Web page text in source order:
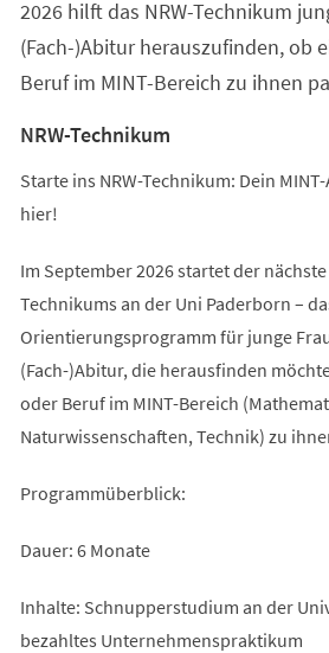
2026 hilft das NRW-Technikum
(Fach-)Abitur herauszufinden, ob
Beruf im MINT-Bereich zu ihnen
NRW-Technikum
Starte ins NRW-Technikum: Dein
hier!
Im September 2026 startet der
Technikums an der Uni Paderborn –
Orientierungsprogramm für junge
(Fach-)Abitur, die herausfinden
oder Beruf im MINT-Bereich
Naturwissenschaften, Technik) zu
Programmüberblick:
Dauer: 6 Monate
Inhalte: Schnupperstudium an der
bezahltes Unternehmenspraktikum